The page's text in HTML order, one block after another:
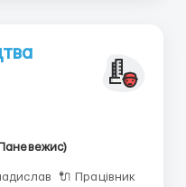
Працівник